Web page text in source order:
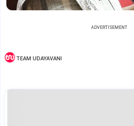
ADVERTISEMENT
TEAM UDAYAVANI